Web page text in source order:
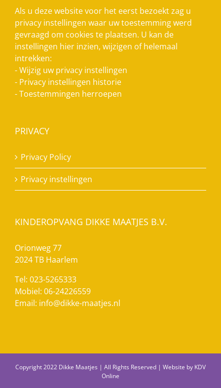
Als u deze website voor het eerst bezoekt zag u
privacy instellingen waar uw toestemming werd
gevraagd om cookies te plaatsen. U kan de
instellingen hier inzien, wijzigen of helemaal
intrekken:
-Wijzig uw privacy instellingen
- Privacy instellingen historie
-Toestemmingen herroepen
PRIVACY
Privacy Policy
Privacy instellingen
KINDEROPVANG DIKKE MAATJES B.V.
Orionweg 77
2024 TB Haarlem
Tel: 023-5265333
Mobiel: 06-24226559
Email: info@dikke-maatjes.nl
Copyright 2022 Dikke Maatjes | All Rights Reserved | Website by KDV
Online